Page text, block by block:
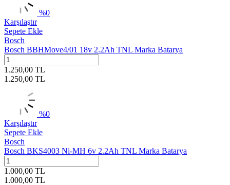
%0
Karşılaştır
Sepete Ekle
Bosch
Bosch BBHMove4/01 18v 2.2Ah TNL Marka Batarya
1.250,00 TL
1.250,00 TL
%0
Karşılaştır
Sepete Ekle
Bosch
Bosch BKS4003 Ni-MH 6v 2.2Ah TNL Marka Batarya
1.000,00 TL
1.000,00 TL